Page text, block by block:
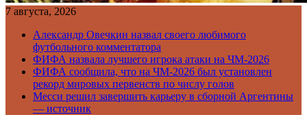
7 августа, 2026
Александр Овечкин назвал своего любимого
футбольного комментатора
ФИФА назвала лучшего игрока атаки на ЧМ-2026
ФИФА сообщила, что на ЧМ-2026 был установлен
рекорд мировых первенств по числу голов
Месси решил завершить карьеру в сборной Аргентины
— источник